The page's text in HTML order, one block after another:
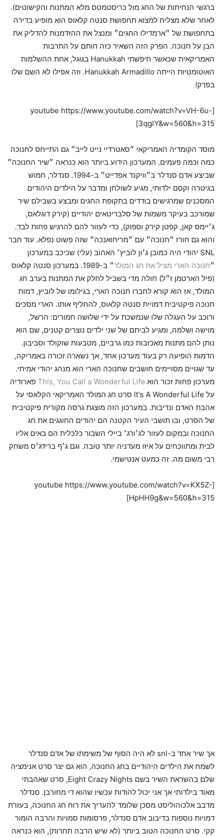
ברגשי הנחיתות של החג מול כריסטמטס מלא המתנות והקישוטים).
לאחר שלא מצליח למצוא תחפושת סנטה קלאוס הוא מופיע בדירה
בתחפושת של ״ארמדילו החגים״ ומנצל את ההזדמנות להדליק את
הבן על חנוכה. הפרק הזה השאיר כזה חותם על התרבות
האמריקאית שכאשר חיפשתי Hanukkah בגוגל, אחת ההשלמות
האוטומטיות הייתה Hanukkah Armadillo. וזה אפילו לא השם שלו
בפרק!
[youtube https://www.youtube.com/watch?v=VH-6u-
3qglY&w=560&h=315]
מוסד הקומדיה האמריקאי ״סאטרדיי נייט לייב״ גם התייחס לחנוכה
כמה וכמה פעמים. המערכון הידוע ביותר הוא כנראה ״שיר החנוכה״
שביצע אדם סנדלר ב״וויקנד אפדייט״ ב-1994. סנדלר, חמוש
בגיטרה וקסם ילדותי, מגיע לשולחן ומדבר על הילדים היהודים
המסכנים שמרגישים בודדים בתקופת החגים ומבצע בשבילם שיר
שמורכב בעיקר משמות של סלבריטאים יהודיים (קירק דוגלאס,
ג׳יימס קאן, קפטן קירק וספוק), כדי לעזור להם להרגיש פחות לבד.
והוא גם חורז ״חנוכה״ עם ״מריחואנכה״ שזה פשוט נפלא. עוד חבר
SNL יהודי היה כמובן ג׳ון לוביץ׳ האהוב (עלי) שכיכב במערכון
״חנוכה הארי מציל את חג המולד
״ ב-1989. במערכון סנטה קלאוס
(פיל הארטמן ז״ל) חולה מדי בשביל לחלק את המתנות בערב חג
המולד, אז הוא קורא לחברו חנוכה הארי, בגילומו של לוביץ, דמות
חנוכה פיקטיבית דמויית סנטה קלאוס, להחליף אותו. הארי מסכים
ורוכב על העגלה שלו שנמשכת על ידי שלושה חמורים: הרשל,
מוישה ושלמה, ומגיע לביתם של שני ילדים נוצרים קטנים, שם הוא
נותן להם מתנות מאכזבות כמו גרביים, מטבעות שוקולד וסביבון.
הדמות הופיעה רק בעוד מערכון אחד, אך נשארה זכורה באמריקה,
עד שגויים מסויימים חושבים שחנוכה הארי הוא מנהג יהודי אמיתי.
מערכון פחות זכור הוא This, You Call a Wonderful Life פארודיה
על It's A Wonderful Life סרט חג המולד האמריקאי הקלאסי על
אהבת האדם ונדיבות. במערכון הזה מוצגת גרסה מקורית פיקטיבית
של הסרט, ובו תושבי העיר הקטנה הם יהודים החוגגים את חג
החנוכה ובמקום לעזור לג׳ורג׳ ביילי השבור כלכלית הם באים אליו
לבית ומתווכחים על איזו מעדניה יותר טובה. וגם ג׳ף ברידג׳ס משחק
רבי משום מה. זה כמעט אנטישמי.
[youtube https://www.youtube.com/watch?v=KX5Z-
HpHH9g&w=560&h=315]
אך שיר אחד ב-snl לא היה הסוף של משימתו של אדם סנדלר
לשמח את הילדים היהודיים בחג החנוכה, הוא גם יצר סרט אנימציה
שלם בהשראת השיר בשם Eight Crazy Nights, סרט שאהבתי
מאוד בילדותי אך אני יכול להודות עכשיו שהוא די מחורבן. סנדלר
מדבב אלכוהוליסט מסכן שלומד להעריך את רוח חג החנוכה, בעזרת
דמויות נוספות בדיבוב אדם סנדלר, פרסומות סמויות והרבה הומור
קקי. סרט החנוכה הטוב ביותר (לא שיש הרבה תחרות), הוא כנראה